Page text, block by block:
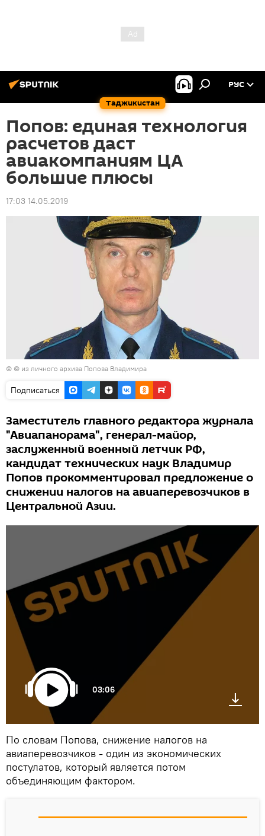
Таджикистан
РУС
Попов: единая технология
расчетов даст
авиакомпаниям ЦА
большие плюсы
17:03 14.05.2019
© © из личного архива Попова Владимира
Подписаться
Заместитель главного редактора журнала
"Авиапанорама", генерал-майор,
заслуженный военный летчик РФ,
кандидат технических наук Владимир
Попов прокомментировал предложение о
снижении налогов на авиаперевозчиков в
Центральной Азии.
03:06
По словам Попова, снижение налогов на
авиаперевозчиков - один из экономических
постулатов, который является потом
объединяющим фактором.